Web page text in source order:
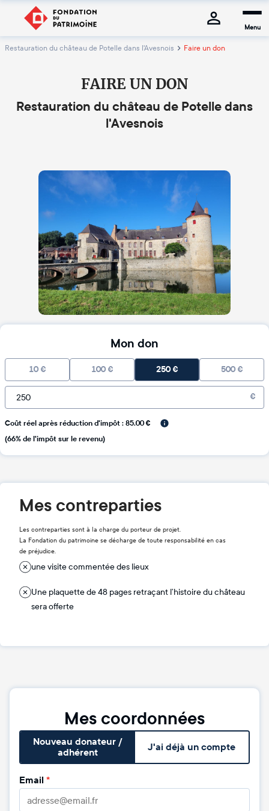
Menu
Restauration du château de Potelle dans l'Avesnois Faire un don
FAIRE UN DON
Restauration du château de Potelle dans
l'Avesnois
Mon don
10 € 100 € 250€ 500 €
€
Coût réel après réduction d'impôt : 85.00 €
(66% de l'impôt sur le revenu)
Mes contreparties
Les contreparties sont à la charge du porteur de projet.
La Fondation du patrimoine se décharge de toute responsabilité en cas
de préjudice.
une visite commentée des lieux
Une plaquette de 48 pages retraçant l’histoire du château
sera offerte
Mes coordonnées
Nouveau donateur /
adhérent
J'ai déjà un compte
Email *